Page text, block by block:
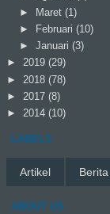
► Maret (1)
►
Februari (10)
► Januari (3)
► 2019 (29)
► 2018 (78)
► 2017 (8)
► 2014 (10)
LABELS
Artikel Berita
ABOUT US